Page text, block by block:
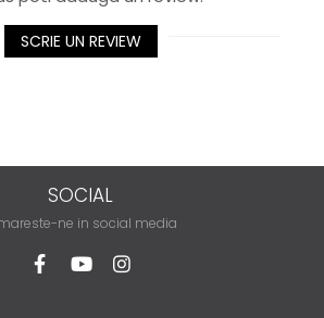
SCRIE UN REVIEW
SOCIAL
ne in social media